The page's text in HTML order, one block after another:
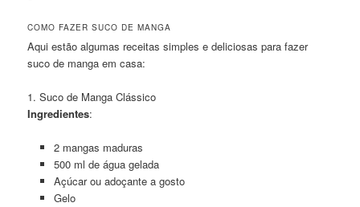
COMO FAZER SUCO DE MANGA
Aqui estão algumas receitas simples e deliciosas para fazer
suco de manga em casa:
1. Suco de Manga Clássico
Ingredientes:
2 mangas maduras
500 ml de água gelada
Açúcar ou adoçante a gosto
Gelo